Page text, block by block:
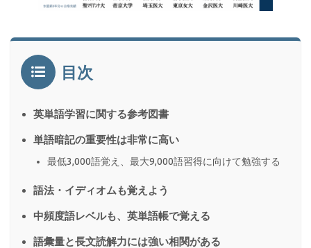
目次
英単語学習に関する参考図書
単語暗記の重要性は非常に高い
最低3,000語覚え、最大9,000語習得に向けて勉強する
語法・イディオムも覚えよう
中頻度語レベルも、英単語帳で覚える
語彙量と長文読解力には強い相関がある